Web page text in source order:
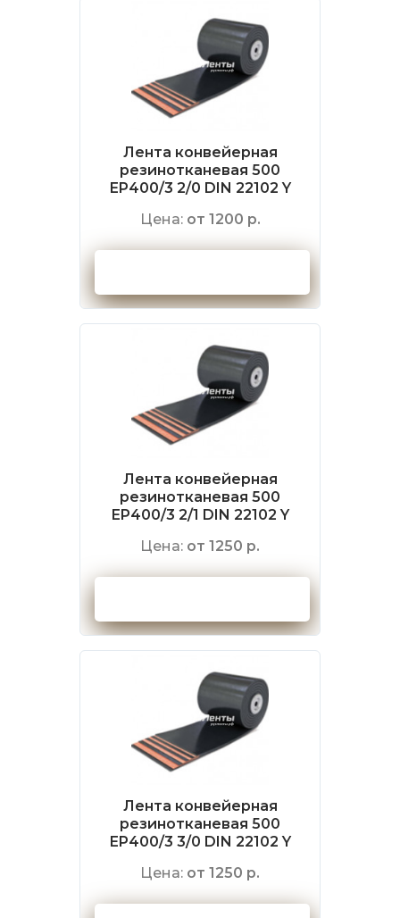
Лента конвейерная
резинотканевая 500
EP400/3 2/0 DIN 22102 Y
Цена: от 1200 р.
Лента конвейерная
резинотканевая 500
EP400/3 2/1 DIN 22102 Y
Цена: от 1250 р.
Лента конвейерная
резинотканевая 500
EP400/3 3/0 DIN 22102 Y
Цена: от 1250 р.